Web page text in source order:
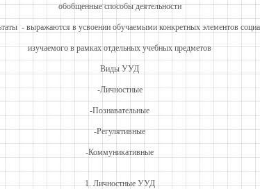
обобщенные способы деятельности
- выражаются в усвоении обучаемыми конкретных элементов
изучаемого в рамках отдельных учебных предметов
Виды УУД
-Личностные
-Познавательные
-Регулятивные
-Коммуникативные
1. Личностные УУД